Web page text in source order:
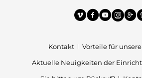
Kontakt
Vorteile für
Aktuelle Neuigkeiten der